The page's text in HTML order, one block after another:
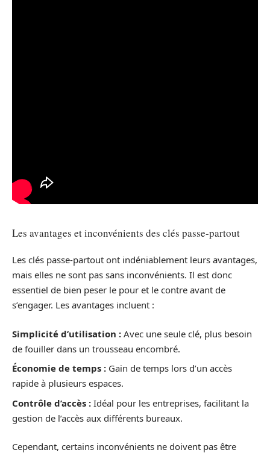
Les avantages et inconvénients des clés passe-partout
Les clés passe-partout ont indéniablement leurs avantages,
mais elles ne sont pas sans inconvénients. Il est donc
essentiel de bien peser le pour et le contre avant de
s’engager. Les avantages incluent :
Simplicité d’utilisation : Avec une seule clé, plus besoin
de fouiller dans un trousseau encombré.
Économie de temps : Gain de temps lors d’un accès
rapide à plusieurs espaces.
Contrôle d’accès : Idéal pour les entreprises, facilitant la
gestion de l’accès aux différents bureaux.
Cependant, certains inconvénients ne doivent pas être